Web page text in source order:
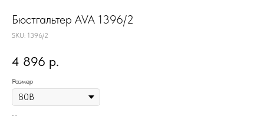
Бюстгальтер AVA 1396/2
SKU: 1396/2
4 896 р.
Размер